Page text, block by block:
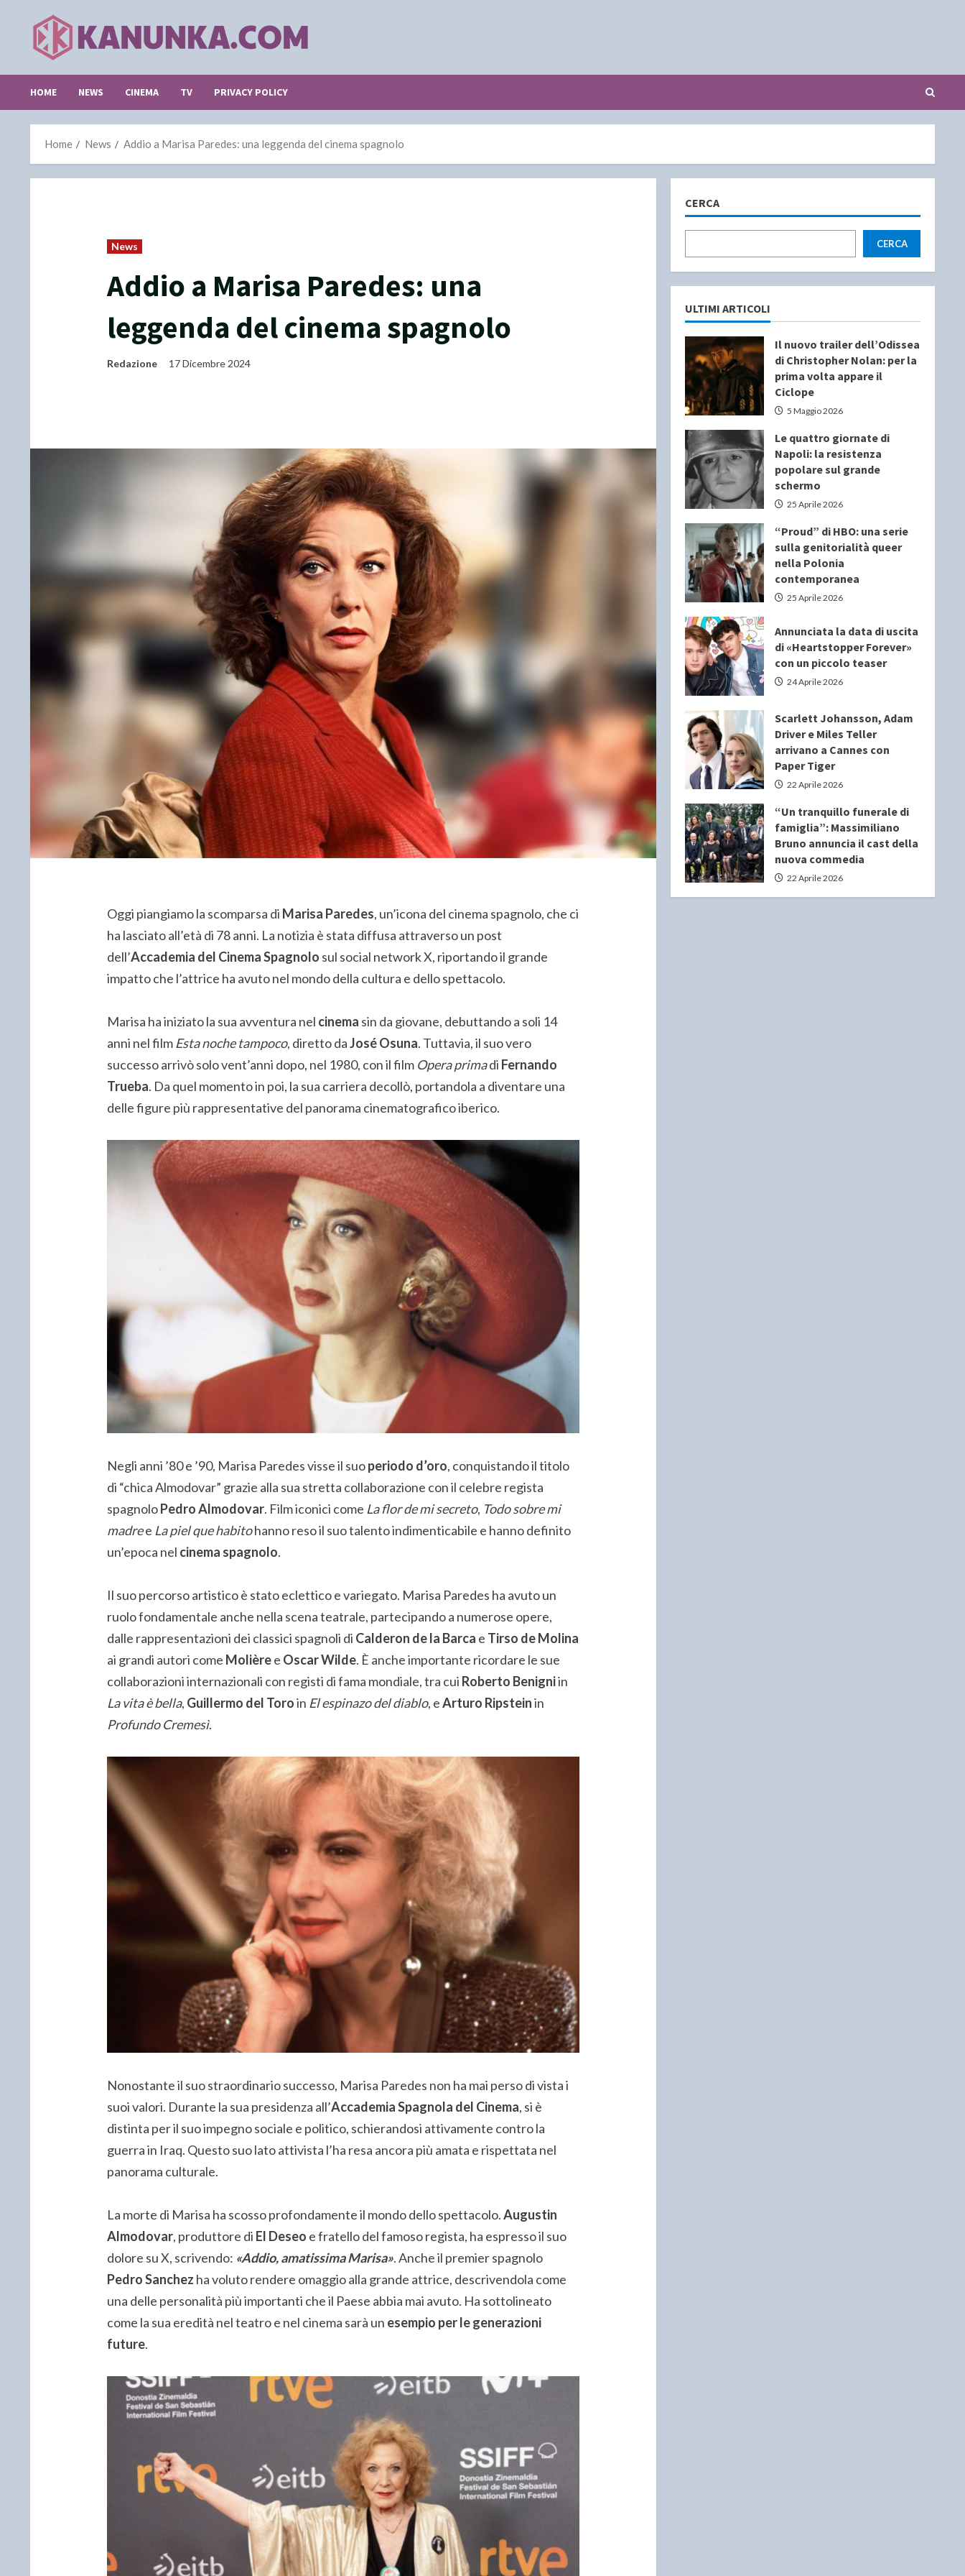
content
HOME NEWS CINEMA TV PRIVACY POLICY
Home News Addio a Marisa Paredes: una leggenda del cinema spagnolo
News
Addio a Marisa Paredes: una
leggenda del cinema spagnolo
Redazione 17 Dicembre 2024
Oggi piangiamo la scomparsa di Marisa Paredes, un’icona del cinema spagnolo, che ci
ha lasciato all’età di 78 anni. La notizia è stata diffusa attraverso un post
dell’Accademia del Cinema Spagnolo sul social network X, riportando il grande
impatto che l’attrice ha avuto nel mondo della cultura e dello spettacolo.
Marisa ha iniziato la sua avventura nel cinema sin da giovane, debuttando a soli 14
anni nel film Esta noche tampoco, diretto daJosé Osuna. Tuttavia, il suo vero
successo arrivò solo vent’anni dopo, nel 1980, con il film Opera primadi Fernando
Trueba. Da quel momento in poi, la sua carriera decollò, portandola a diventare una
delle figure più rappresentative del panorama cinematografico iberico.
Negli anni ’80 e ’90, Marisa Paredes visse il suoperiodo d’oro, conquistando il titolo
di “chica Almodovar” grazie alla sua stretta collaborazione con il celebre regista
spagnoloPedro Almodovar. Film iconici come La flor de mi secreto, Todo sobre mi
madree La piel que habitohanno reso il suo talento indimenticabile e hanno definito
un’epoca nel cinema spagnolo.
Il suo percorso artistico è stato eclettico e variegato. Marisa Paredes ha avuto un
ruolo fondamentale anche nella scena teatrale, partecipando a numerose opere,
dalle rappresentazioni dei classici spagnoli di Calderon de la Barca e Tirso de Molina
ai grandi autori come Molièree Oscar Wilde. È anche importante ricordare le sue
collaborazioni internazionali con registi di fama mondiale, tra cui Roberto Benigniin
La vita è bella, Guillermo del Toroin El espinazo del diablo, eArturo Ripsteinin
Profundo Cremesì.
Nonostante il suo straordinario successo, Marisa Paredes non ha mai perso di vista i
suoi valori. Durante la sua presidenza all’Accademia Spagnola del Cinema, si è
distinta per il suo impegno sociale e politico, schierandosi attivamente contro la
guerra in Iraq. Questo suo lato attivista l’ha resa ancora più amata e rispettata nel
panorama culturale.
La morte di Marisa ha scosso profondamente il mondo dello spettacolo.Augustin
Almodovar, produttore di El Deseo e fratello del famoso regista, ha espresso il suo
dolore su X, scrivendo: «Addio, amatissima Marisa». Anche il premier spagnolo
Pedro Sanchez ha voluto rendere omaggio alla grande attrice, descrivendola come
una delle personalità più importanti che il Paese abbia mai avuto. Ha sottolineato
come la sua eredità nel teatro e nel cinema sarà un esempio per le generazioni
future.
CERCA
CERCA
ULTIMI ARTICOLI
Il nuovo trailer dell’Odissea
di Christopher Nolan: per la
prima volta appare il
Ciclope
5 Maggio 2026
Le quattro giornate di
Napoli: la resistenza
popolare sul grande
schermo
25 Aprile 2026
“Proud” di HBO: una serie
sulla genitorialità queer
nella Polonia
contemporanea
25 Aprile 2026
Annunciata la data di uscita
di «Heartstopper Forever»
con un piccolo teaser
24 Aprile 2026
Scarlett Johansson, Adam
Driver e Miles Teller
arrivano a Cannes con
Paper Tiger
22 Aprile 2026
“Un tranquillo funerale di
famiglia”: Massimiliano
Bruno annuncia il cast della
nuova commedia
22 Aprile 2026